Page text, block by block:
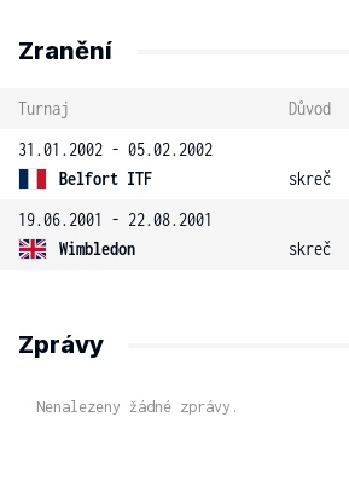
Zranění
Turnaj
Důvod
31.01.2002 - 05.02.2002
Belfort ITF
skreč
19.06.2001 - 22.08.2001
Wimbledon
skreč
Zprávy
Nenalezeny žádné zprávy.